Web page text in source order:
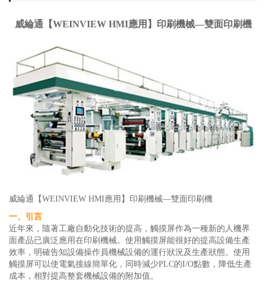
威綸通【WEINVIEW HMI應用】印刷機械—雙面印刷機
威綸通【WEINVIEW HMI應用】印刷機械—雙面印刷機
一、引言
近年來，隨著工廠自動化技術的提高，觸摸屏作為一種新的人機界
面產品已廣泛應用在印刷機械。使用觸摸屏能很好的提高設備生產
效率，明確告知設備操作員機械設備的運行狀況及生產狀態。使用
觸摸屏可以使電氣接線簡單化，同時減少PLC的I/O點數，降低生產
成本，相對提高整套機械設備的附加值。